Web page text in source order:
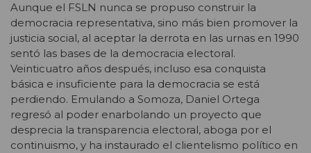
Aunque el FSLN nunca se propuso construir la
democracia representativa, sino más bien promover la
justicia social, al aceptar la derrota en las urnas en 1990
sentó las bases de la democracia electoral.
Veinticuatro años después, incluso esa conquista
básica e insuficiente para la democracia se está
perdiendo. Emulando a Somoza, Daniel Ortega
regresó al poder enarbolando un proyecto que
desprecia la transparencia electoral, aboga por el
continuismo, y ha instaurado el clientelismo político en